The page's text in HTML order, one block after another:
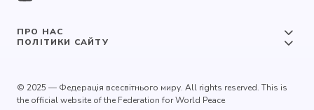
ПРО НАС
ПОЛІТИКИ САЙТУ
© 2025 — Федерація всесвітнього миру. All rights reserved. This is
the official website of the Federation for World Peace